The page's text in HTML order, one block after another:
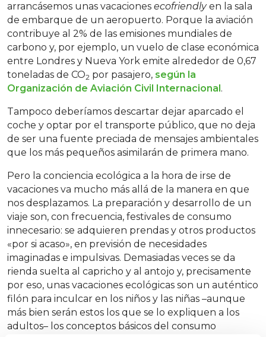
arrancásemos unas vacaciones ecofriendlyen la sala
de embarque de un aeropuerto. Porque la aviación
contribuye al 2% de las emisiones mundiales de
carbono y, por ejemplo, un vuelo de clase económica
entre Londres y Nueva York emite alrededor de 0,67
toneladas de CO2 por pasajero, según la
Organización de Aviación Civil Internacional.
Tampoco deberíamos descartar dejar aparcado el
coche y optar por el transporte público, que no deja
de ser una fuente preciada de mensajes ambientales
que los más pequeños asimilarán de primera mano.
Pero la conciencia ecológica a la hora de irse de
vacaciones va mucho más allá de la manera en que
nos desplazamos. La preparación y desarrollo de un
viaje son, con frecuencia, festivales de consumo
innecesario: se adquieren prendas y otros productos
«por si acaso», en previsión de necesidades
imaginadas e impulsivas. Demasiadas veces se da
rienda suelta al capricho y al antojo y, precisamente
por eso, unas vacaciones ecológicas son un auténtico
filón para inculcar en los niños y las niñas –aunque
más bien serán estos los que se lo expliquen a los
adultos– los conceptos básicos del consumo